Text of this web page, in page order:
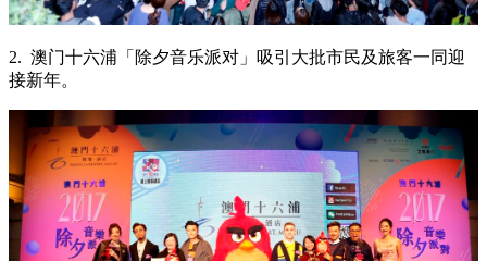
2. 澳门十六浦「除夕音乐派对」吸引大批市民及旅客一同迎
接新年。